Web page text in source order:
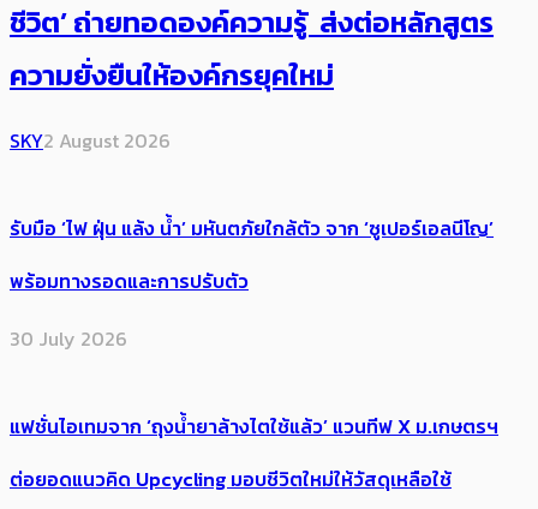
ชีวิต’ ถ่ายทอดองค์ความรู้ ส่งต่อหลักสูตร
ความยั่งยืนให้องค์กรยุคใหม่
SKY2 August 2026
รับมือ ‘ไฟ ฝุ่น แล้ง น้ำ’ มหันตภัยใกล้ตัว จาก ‘ซูเปอร์เอลนีโญ’
พร้อมทางรอดและการปรับตัว
30 July 2026
แฟชั่นไอเทมจาก ‘ถุงน้ำยาล้างไตใช้แล้ว’ แวนทีฟ X ม.เกษตรฯ
ต่อยอดแนวคิด Upcycling มอบชีวิตใหม่ให้วัสดุเหลือใช้